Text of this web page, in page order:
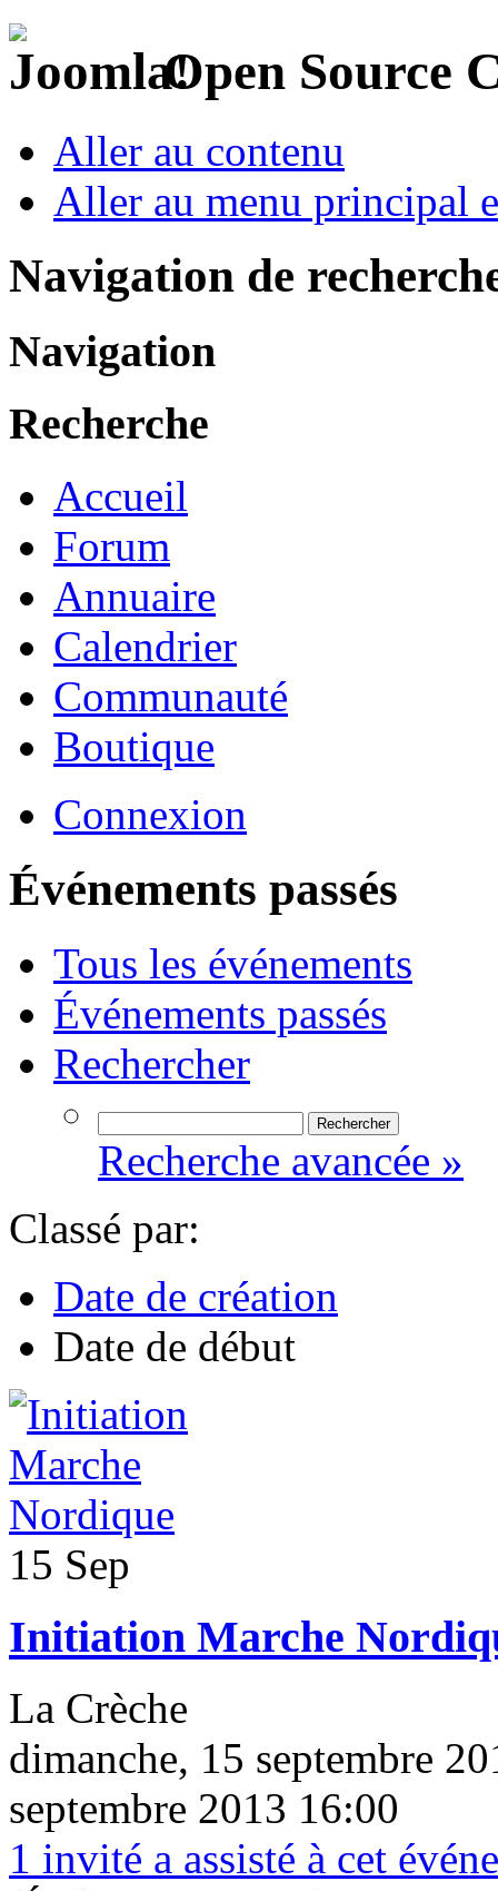
Open Source
Aller au contenu
Aller au menu principal
Navigation de
Navigation
Recherche
Accueil
Forum
Annuaire
Calendrier
Communauté
Boutique
Connexion
Événements passés
Tous les événements
Événements passés
Rechercher
Recherche avancée »
Classé par:
Date de création
Date de début
15 Sep
Initiation Marche
La Crèche
dimanche, 15 septembre
septembre 2013 16:00
1 invité a assisté à cet